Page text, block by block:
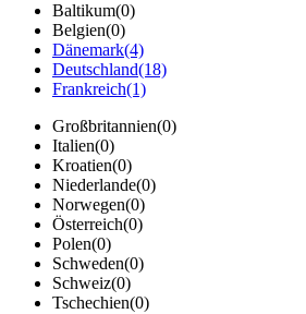
Baltikum(0)
Belgien(0)
Dänemark(4)
Deutschland(18)
Frankreich(1)
Großbritannien(0)
Italien(0)
Kroatien(0)
Niederlande(0)
Norwegen(0)
Österreich(0)
Polen(0)
Schweden(0)
Schweiz(0)
Tschechien(0)